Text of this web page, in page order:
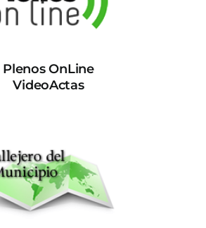
Plenos OnLine
VideoActas